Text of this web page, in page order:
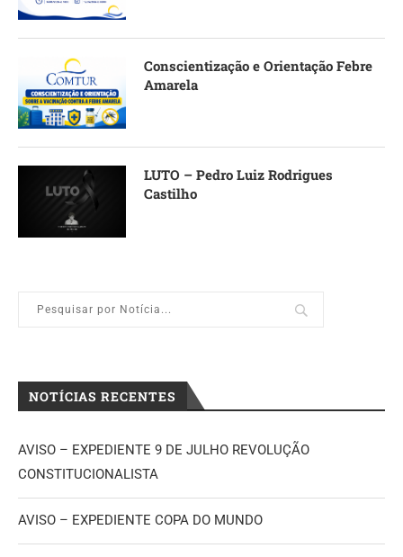
Conscientização e Orientação Febre
Amarela
LUTO – Pedro Luiz Rodrigues
Castilho
NOTÍCIAS RECENTES
AVISO – EXPEDIENTE 9 DE JULHO REVOLUÇÃO
CONSTITUCIONALISTA
AVISO – EXPEDIENTE COPA DO MUNDO